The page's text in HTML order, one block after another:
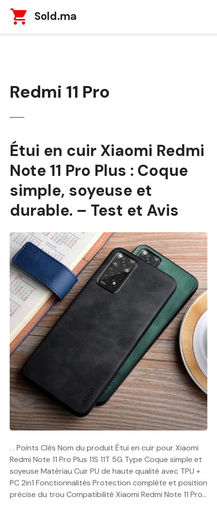
Sold.ma
Redmi 11 Pro
Étui en cuir Xiaomi Redmi
Note 11 Pro Plus : Coque
simple, soyeuse et
durable. – Test et Avis
. . Points Clés Nom du produit Étui en cuir pour Xiaomi
Redmi Note 11 Pro Plus 11S 11T 5G Type Coque simple et
soyeuse Matériau Cuir PU de haute qualité avec TPU +
PC 2in1 Fonctionnalités Protection complète et position
précise du trou Compatibilité Xiaomi Redmi Note 11 Pro…